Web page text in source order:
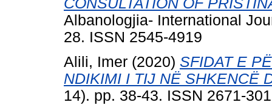
Albanologjia- International
28. ISSN 2545-4919
Alili, Imer (2020) SFIDAT E
NDIKIMI I TIJ NË SHKENCË
14). pp. 38-43. ISSN 2671-